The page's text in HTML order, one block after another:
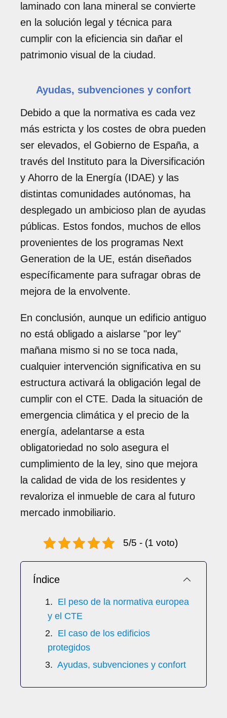
laminado con lana mineral se convierte
en la solución legal y técnica para
cumplir con la eficiencia sin dañar el
patrimonio visual de la ciudad.
Ayudas, subvenciones y confort
Debido a que la normativa es cada vez
más estricta y los costes de obra pueden
ser elevados, el Gobierno de España, a
través del Instituto para la Diversificación
y Ahorro de la Energía (IDAE) y las
distintas comunidades autónomas, ha
desplegado un ambicioso plan de ayudas
públicas. Estos fondos, muchos de ellos
provenientes de los programas Next
Generation de la UE, están diseñados
específicamente para sufragar obras de
mejora de la envolvente.
En conclusión, aunque un edificio antiguo
no está obligado a aislarse "por ley"
mañana mismo si no se toca nada,
cualquier intervención significativa en su
estructura activará la obligación legal de
cumplir con el CTE. Dada la situación de
emergencia climática y el precio de la
energía, adelantarse a esta
obligatoriedad no solo asegura el
cumplimiento de la ley, sino que mejora
la calidad de vida de los residentes y
revaloriza el inmueble de cara al futuro
mercado inmobiliario.
5/5 - (1 voto)
Índice
El peso de la normativa europea
y el CTE
El caso de los edificios
protegidos
Ayudas, subvenciones y confort